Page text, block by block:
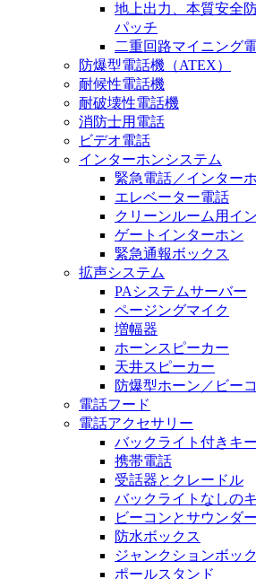
地上出力、本質安全
パッチ
二重回路マイニング
防爆型電話機（ATEX）
耐候性電話機
耐破壊性電話機
消防士用電話
ビデオ電話
インターホンシステム
緊急電話／インター
エレベーター電話
クリーンルーム用イ
ゲートインターホン
緊急通報ボックス
拡声システム
PAシステムサーバー
ページングマイク
増幅器
ホーンスピーカー
天井スピーカー
防爆型ホーン／ビー
電話フード
電話アクセサリー
バックライト付きキ
携帯電話
受話器とクレードル
バックライトなしの
ビーコンとサウンダー
防水ボックス
ジャンクションボッ
ポールスタンド